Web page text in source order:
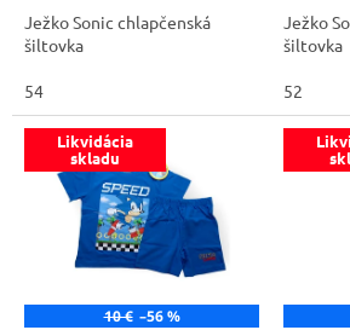
Ježko Sonic chlapčenská
šiltovka
54
Ježko
šiltovka
52
Likvidácia
skladu
10 € –56 %